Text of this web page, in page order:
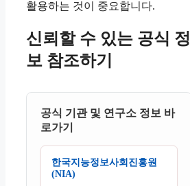
활용하는 것이 중요합니다.
신뢰할 수 있는 공식 정
보 참조하기
공식 기관 및 연구소 정보 바
로가기
한국지능정보사회진흥원
(NIA)